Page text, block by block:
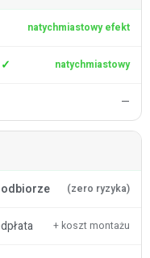
natychmiastowy efekt
✓ natychmiastowy
—
(zero ryzyka)
+ koszt montażu